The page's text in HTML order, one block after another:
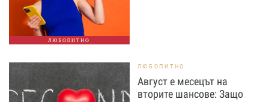
ЛЮБОПИТНО
ЛЮБОПИТНО
Август е месецът на
вторите шансове: Защо